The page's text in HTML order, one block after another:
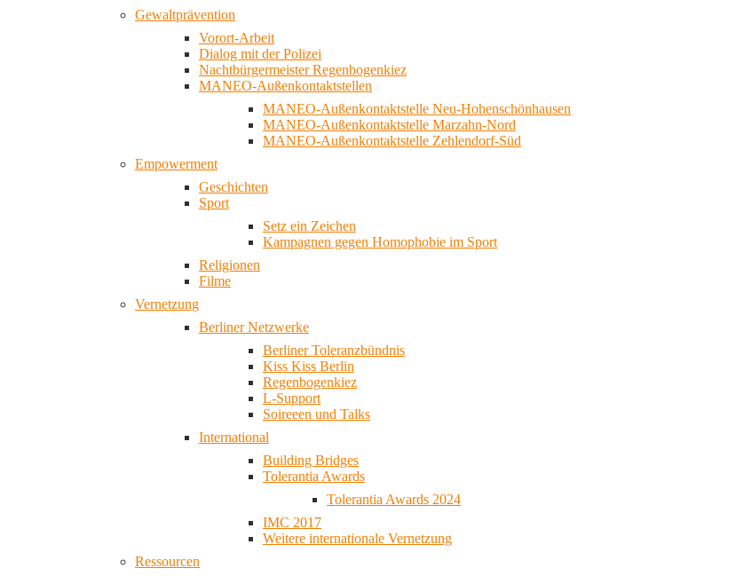
Gewaltprävention
Vorort-Arbeit
Dialog mit der Polizei
Nachtbürgermeister Regenbogenkiez
MANEO-Außenkontaktstellen
MANEO-Außenkontaktstelle Neu-Hohenschönhausen
MANEO-Außenkontaktstelle Marzahn-Nord
MANEO-Außenkontaktstelle Zehlendorf-Süd
Empowerment
Geschichten
Sport
Setz ein Zeichen
Kampagnen gegen Homophobie im Sport
Religionen
Filme
Vernetzung
Berliner Netzwerke
Berliner Toleranzbündnis
Kiss Kiss Berlin
Regenbogenkiez
L-Support
Soireeen und Talks
International
Building Bridges
Tolerantia Awards
Tolerantia Awards 2024
IMC 2017
Weitere internationale Vernetzung
Ressourcen